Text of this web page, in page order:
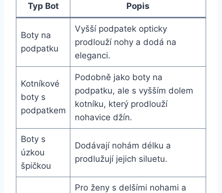
Typ Bot Popis
Boty na
podpatku
Vyšší podpatek opticky
prodlouží nohy a dodá na
eleganci.
Kotníkové
boty s
podpatkem
Podobně jako boty na
podpatku, ale s vyšším dolem
kotníku, který prodlouží
nohavice džín.
Boty s
úzkou
špičkou
Dodávají nohám​ délku a
prodlužují jejich‌ siluetu.
Pro ženy s‌ delšími nohami a